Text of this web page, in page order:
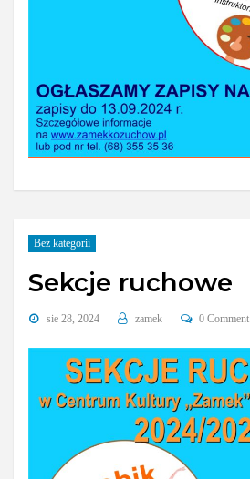
Bez kategorii
Sekcje ruchowe
sie 28, 2024 zamek 0 Comment